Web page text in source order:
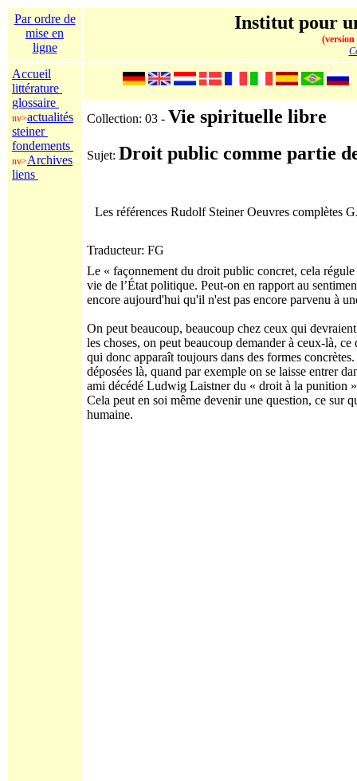
Par ordre de
mise en
ligne
Institut pour
(version
Accueil
littérature
glossaire
nv>actualités
steiner
fondements
nv>Archives
liens
Collection: 03 - Vie spirituelle libre
Sujet: Droit public comme partie
Les références Rudolf Steiner Oeuvres complètes
Traducteur: FG
Le « façonnement du droit public concret, cela
vie de l’État politique. Peut-on en rapport au
encore aujourd'hui qu'il n'est pas encore parvenu à
On peut beaucoup, beaucoup chez ceux qui
les choses, on peut beaucoup demander à ceux-là,
qui donc apparaît toujours dans des formes
déposées là, quand par exemple on se laisse entrer
ami décédé Ludwig Laistner du « droit à la punition
Cela peut en soi même devenir une question, ce sur
humaine.